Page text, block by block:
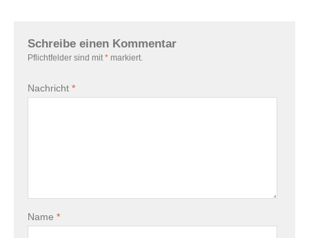
Schreibe einen Kommentar
Pflichtfelder sind mit * markiert.
Nachricht *
Name *